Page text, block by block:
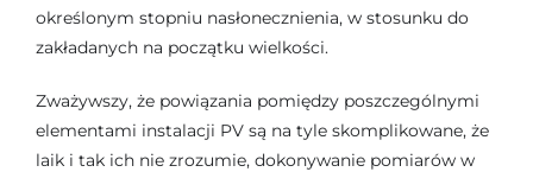
określonym stopniu nasłonecznienia, w stosunku do
zakładanych na początku wielkości.
Zważywszy, że powiązania pomiędzy poszczególnymi
elementami instalacji PV są na tyle skomplikowane, że
laik i tak ich nie zrozumie, dokonywanie pomiarów w